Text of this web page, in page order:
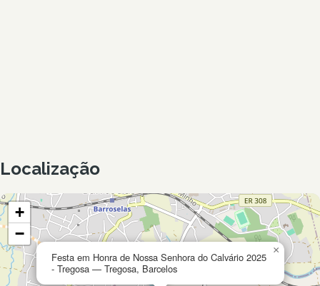
Localização
Festa em Honra de Nossa Senhora do Calvário 2025
- Tregosa — Tregosa, Barcelos
×
+
−